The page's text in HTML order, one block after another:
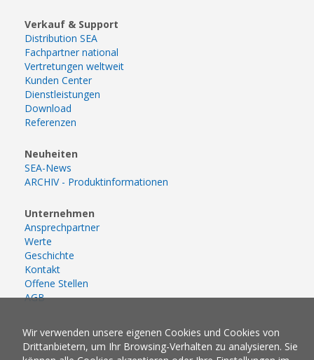
Verkauf & Support
Distribution SEA
Fachpartner national
Vertretungen weltweit
Kunden Center
Dienstleistungen
Download
Referenzen
Neuheiten
SEA-News
ARCHIV - Produktinformationen
Unternehmen
Ansprechpartner
Werte
Geschichte
Kontakt
Offene Stellen
AGB
Wir verwenden unsere eigenen Cookies und Cookies von
Drittanbietern, um Ihr Browsing-Verhalten zu analysieren. Sie